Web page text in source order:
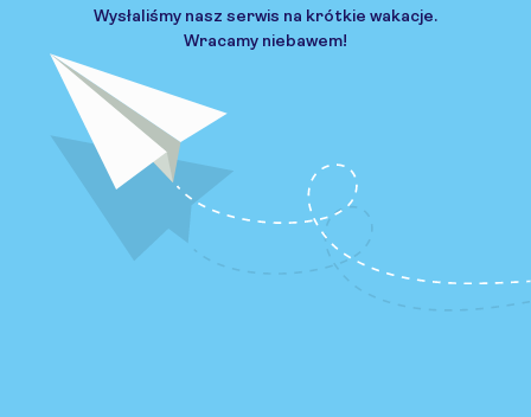
Wysłaliśmy nasz serwis na krótkie wakacje.
Wracamy niebawem!